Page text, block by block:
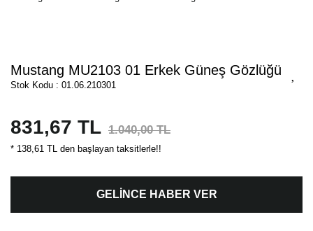
Mustang MU2103 01 Erkek Güneş Gözlüğü
Stok Kodu : 01.06.210301
831,67 TL 1.040,00 TL
* 138,61 TL den başlayan taksitlerle!!
GELİNCE HABER VER